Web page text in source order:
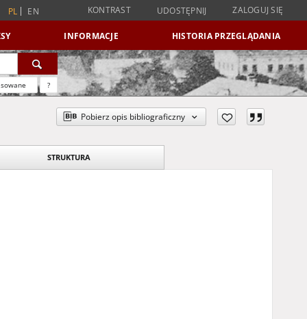
PL EN KONTRAST UDOSTĘPNIJ ZALOGUJ SIĘ
INFORMACJE HISTORIA PRZEGLĄDANIA
?
Pobierz opis bibliograficzny
STRUKTURA